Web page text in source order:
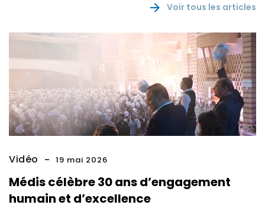
Voir tous les articles
Vidéo 19 mai 2026
Médis célèbre 30 ans d’engagement
humain et d’excellence